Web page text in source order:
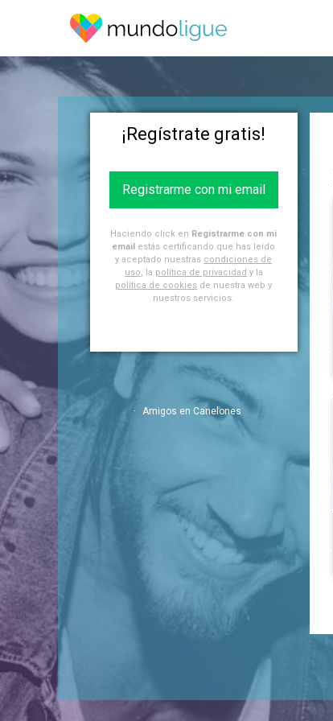
¡Regístrate gratis!
Registrarme con mi email
Haciendo click en Registrarme con mi
email estás certificando que has leído
y aceptado nuestras condiciones de
uso, la política de privacidad y la
política de cookies de nuestra web y
nuestros servicios.
Amigos en Canelones